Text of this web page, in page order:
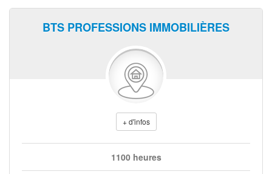
BTS PROFESSIONS IMMOBILIÈRES
+ d'infos
1100 heures